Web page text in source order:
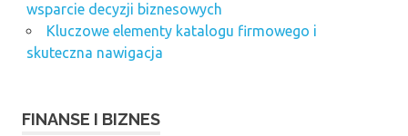
wsparcie decyzji biznesowych
Kluczowe elementy katalogu firmowego i
skuteczna nawigacja
FINANSE I BIZNES